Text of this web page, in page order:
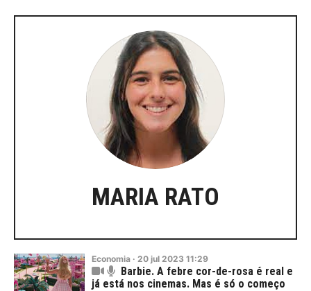
MARIA RATO
Economia · 20 jul 2023 11:29
Barbie. A febre cor-de-rosa é real e
já está nos cinemas. Mas é só o começo